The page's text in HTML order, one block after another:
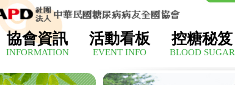
協會資訊
INFORMATION
活動看板
EVENT INFO
控糖秘笈
BLOOD SUGAR